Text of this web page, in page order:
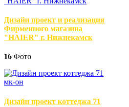
Дизайн проект и реализация
Фирменного магазина
"HAIER" г. Нижнекамск
16 Фото
Дизайн проект коттеджа 71